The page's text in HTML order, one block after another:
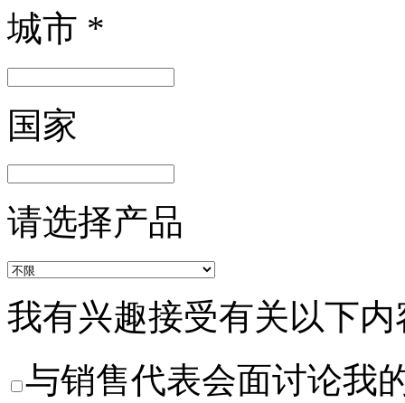
城市 *
国家
请选择产品
我有兴趣接受有关以下
与销售代表会面讨论我